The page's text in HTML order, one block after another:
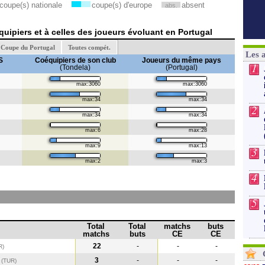
coupe(s) nationale coupe(s) d'europe abs. absent
et à celles des joueurs évoluant en Portugal
Coupe du Portugal Toutes compét.
Coéquipiers de son club
(Tondela)
Joueurs du même pays
(Portugal)
max:3060 max:3060
max:34 max:34
max:34 max:34
max:6 max:28
max:9 max:13
max:2 max:3
Total
matchs
Total
buts
matchs
CE
buts
CE
22 - -
-
(TUR) 3 - -
-
Les
1
2
3
4
5